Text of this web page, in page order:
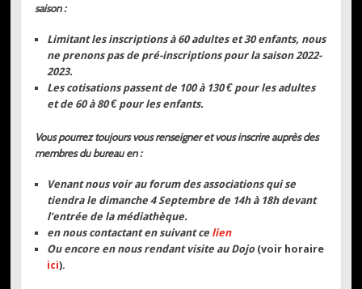
saison :
Limitant les inscriptions à 60 adultes et 30 enfants, nous
ne prenons pas de pré-inscriptions pour la saison 2022-
2023.
Les cotisations passent de 100 à 130 € pour les adultes
et de 60 à 80 € pour les enfants.
Vous pourrez toujours vous renseigner et vous inscrire auprès des
membres du bureauen :
Venant nous voir au forum des associations qui se
tiendra le dimanche 4 Septembre de 14h à 18h devant
l’entrée de la médiathèque.
en nous contactant en suivant ce lien
Ou encore en nous rendant visite au Dojo(voir horaire
ici).